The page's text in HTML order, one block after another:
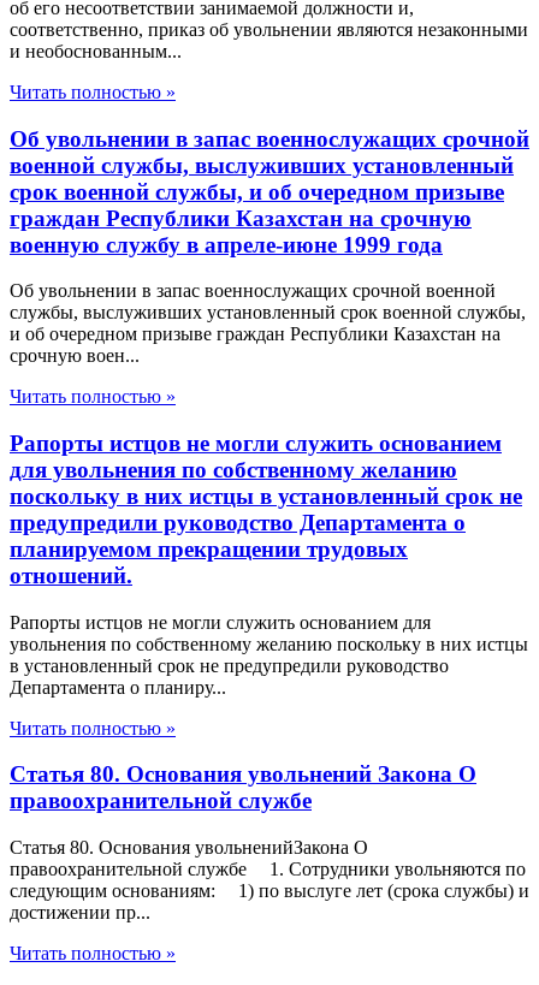
об его несоответствии занимаемой должности и,
соответственно, приказ об увольнении являются незаконными
и необоснованным...
Читать полностью »
Об увольнении в запас военнослужащих срочной
военной службы, выслуживших установленный
срок военной службы, и об очередном призыве
граждан Республики Казахстан на срочную
военную службу в апреле-июне 1999 года
Об увольнении в запас военнослужащих срочной военной
службы, выслуживших установленный срок военной службы,
и об очередном призыве граждан Республики Казахстан на
срочную воен...
Читать полностью »
Рапорты истцов не могли служить основанием
для увольнения по собственному желанию
поскольку в них истцы в установленный срок не
предупредили руководство Департамента о
планируемом прекращении трудовых
отношений.
Рапорты истцов не могли служить основанием для
увольнения по собственному желанию поскольку в них истцы
в установленный срок не предупредили руководство
Департамента о планиру...
Читать полностью »
Статья 80. Основания увольнений Закона О
правоохранительной службе
Статья 80. Основания увольненийЗакона О
правоохранительной службе 1. Сотрудники увольняются по
следующим основаниям: 1) по выслуге лет (срока службы) и
достижении пр...
Читать полностью »